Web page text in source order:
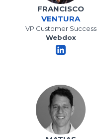
FRANCISCO
VENTURA
VP Customer Success
Webdox